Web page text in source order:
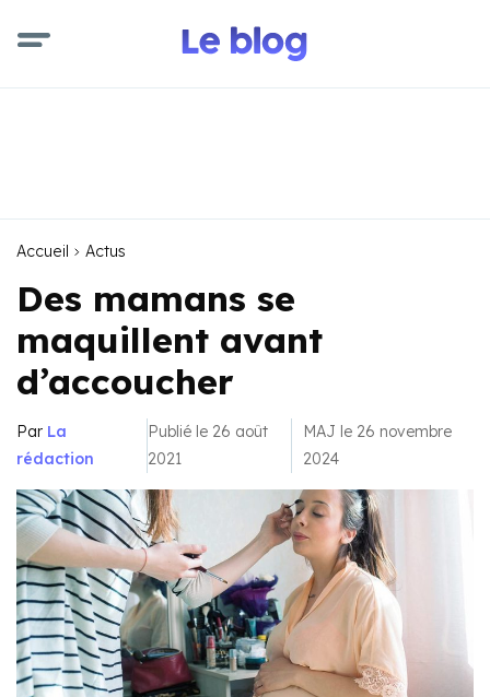
Accueil Actus
Des mamans se
maquillent avant
d’accoucher
Par La
rédaction
Publié le 26 août
2021
MAJ le 26 novembre
2024